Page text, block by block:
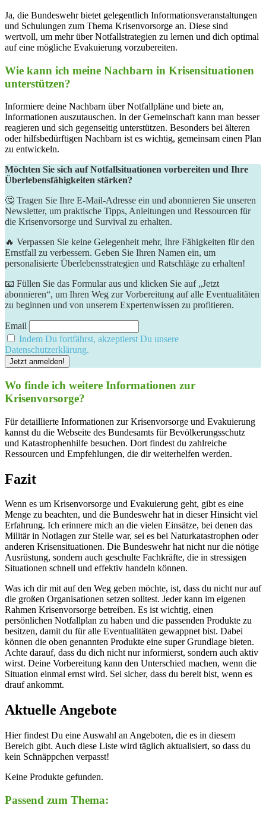
Ja, die Bundeswehr bietet gelegentlich Informationsveranstaltungen
und Schulungen zum Thema Krisenvorsorge an. Diese sind
wertvoll, um mehr über Notfallstrategien zu lernen und dich optimal
auf eine mögliche Evakuierung vorzubereiten.
Wie kann ich meine Nachbarn in Krisensituationen
unterstützen?
Informiere deine Nachbarn über Notfallpläne und biete an,
Informationen auszutauschen. In der Gemeinschaft kann man besser
reagieren und sich gegenseitig unterstützen. Besonders bei älteren
oder hilfsbedürftigen Nachbarn ist es wichtig, gemeinsam einen Plan
zu entwickeln.
Möchten Sie sich auf Notfallsituationen vorbereiten und Ihre
Überlebensfähigkeiten stärken?
🤔 Tragen Sie Ihre E-Mail-Adresse ein und abonnieren Sie unseren
Newsletter, um praktische Tipps, Anleitungen und Ressourcen für
die Krisenvorsorge und Survival zu erhalten.
🔥 Verpassen Sie keine Gelegenheit mehr, Ihre Fähigkeiten für den
Ernstfall zu verbessern. Geben Sie Ihren Namen ein, um
personalisierte Überlebensstrategien und Ratschläge zu erhalten!
📧 Füllen Sie das Formular aus und klicken Sie auf „Jetzt
abonnieren“, um Ihren Weg zur Vorbereitung auf alle Eventualitäten
zu beginnen und von unserem Expertenwissen zu profitieren.
Email
Indem Du fortfährst, akzeptierst Du unsere
Datenschutzerklärung.
Wo finde ich weitere Informationen zur
Krisenvorsorge?
Für detaillierte Informationen zur Krisenvorsorge und Evakuierung
kannst du die Webseite des Bundesamts für Bevölkerungsschutz
und Katastrophenhilfe besuchen. Dort findest du zahlreiche
Ressourcen und Empfehlungen, die dir weiterhelfen werden.
Fazit
Wenn es um Krisenvorsorge und Evakuierung geht, gibt es eine
Menge zu beachten, und die Bundeswehr hat in dieser Hinsicht viel
Erfahrung. Ich erinnere mich an die vielen Einsätze, bei denen das
Militär in Notlagen zur Stelle war, sei es bei Naturkatastrophen oder
anderen Krisensituationen. Die Bundeswehr hat nicht nur die nötige
Ausrüstung, sondern auch geschulte Fachkräfte, die in stressigen
Situationen schnell und effektiv handeln können.
Was ich dir mit auf den Weg geben möchte, ist, dass du nicht nur auf
die großen Organisationen setzen solltest. Jeder kann im eigenen
Rahmen Krisenvorsorge betreiben. Es ist wichtig, einen
persönlichen Notfallplan zu haben und die passenden Produkte zu
besitzen, damit du für alle Eventualitäten gewappnet bist. Dabei
können die oben genannten Produkte eine super Grundlage bieten.
Achte darauf, dass du dich nicht nur informierst, sondern auch aktiv
wirst. Deine Vorbereitung kann den Unterschied machen, wenn die
Situation einmal ernst wird. Sei sicher, dass du bereit bist, wenn es
drauf ankommt.
Aktuelle Angebote
Hier findest Du eine Auswahl an Angeboten, die es in diesem
Bereich gibt. Auch diese Liste wird täglich aktualisiert, so dass du
kein Schnäppchen verpasst!
Keine Produkte gefunden.
Passend zum Thema: